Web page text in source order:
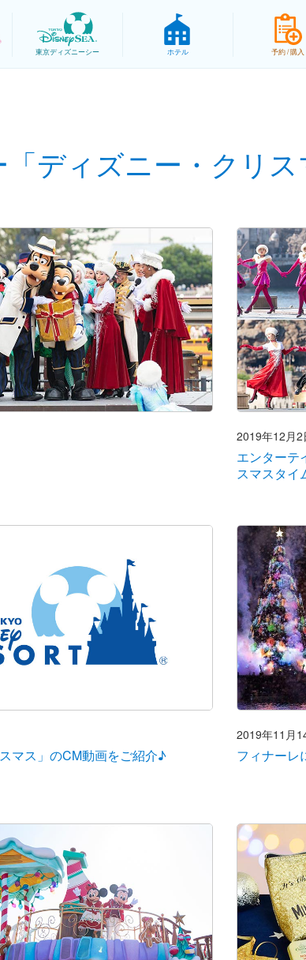
東京ディズニーシー ホテル 予約 / 購入
ディズニー・クリス
2019年12月2
エンターテ
スマスタイ
マス」のCM動画をご紹介♪
2019年11月
フィナーレ